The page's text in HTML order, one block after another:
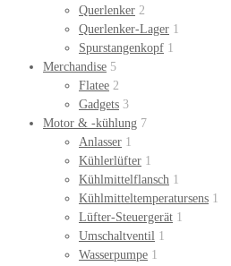
Querlenker 2
Querlenker-Lager 1
Spurstangenkopf 1
Merchandise 5
Flatee 2
Gadgets 3
Motor & -kühlung 7
Anlasser 1
Kühlerlüfter 1
Kühlmittelflansch 1
Kühlmitteltemperatursens 1
Lüfter-Steuergerät 1
Umschaltventil 1
Wasserpumpe 1